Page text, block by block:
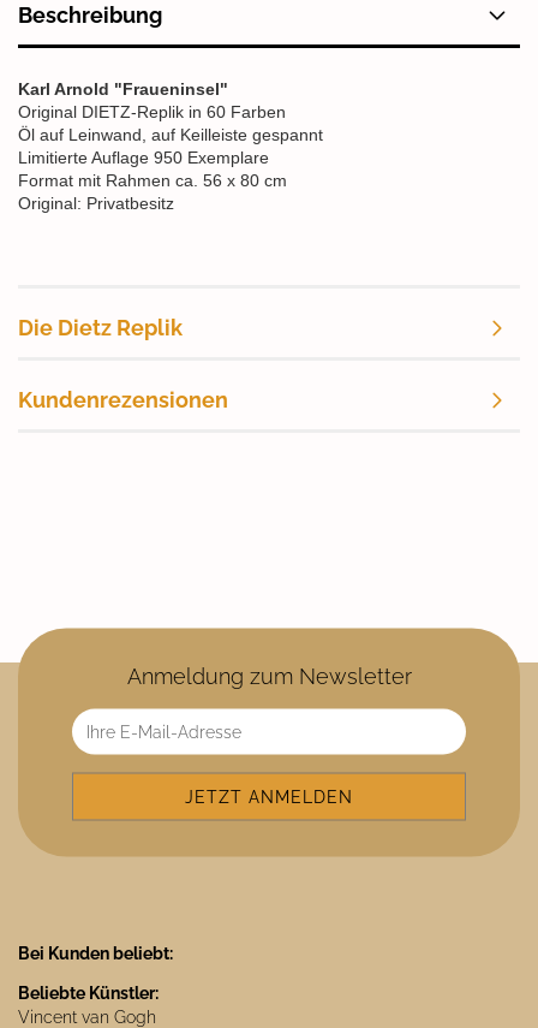
Beschreibung
Karl Arnold "Fraueninsel"
Original DIETZ-Replik in 60 Farben
Öl auf Leinwand, auf Keilleiste gespannt
Limitierte Auflage 950 Exemplare
Format mit Rahmen ca. 56 x 80 cm
Original: Privatbesitz
Die Dietz Replik
Kundenrezensionen
Anmeldung zum Newsletter
Bei Kunden beliebt:
Beliebte Künstler:
Vincent van Gogh